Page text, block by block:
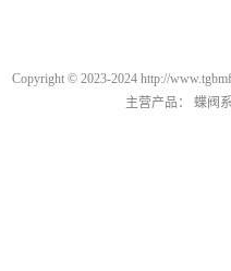
Copyright © 2023-2024 http://
主营产品： 蝶阀